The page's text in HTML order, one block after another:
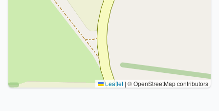
Leaflet | © OpenStreetMap contributors